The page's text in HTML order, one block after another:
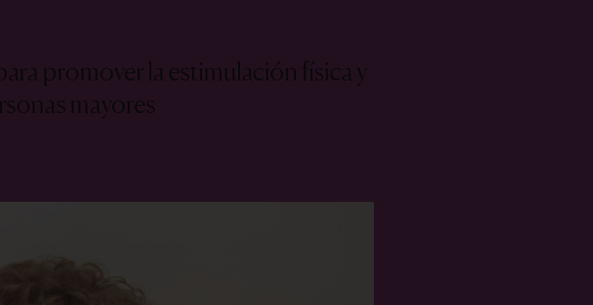
promover la estimulación física y
mayores